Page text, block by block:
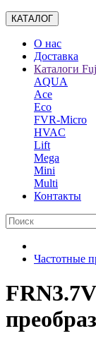
КАТАЛОГ
О нас
Доставка
Каталоги
AQUA
Ace
Eco
FVR-Micro
HVAC
Lift
Mega
Mini
Multi
Контакты
Частотные